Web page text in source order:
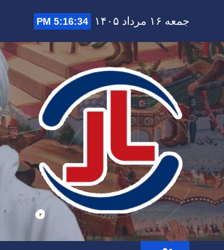
content
جمعه ۱۶ مرداد ۱۴۰۵ 5:16:35 PM